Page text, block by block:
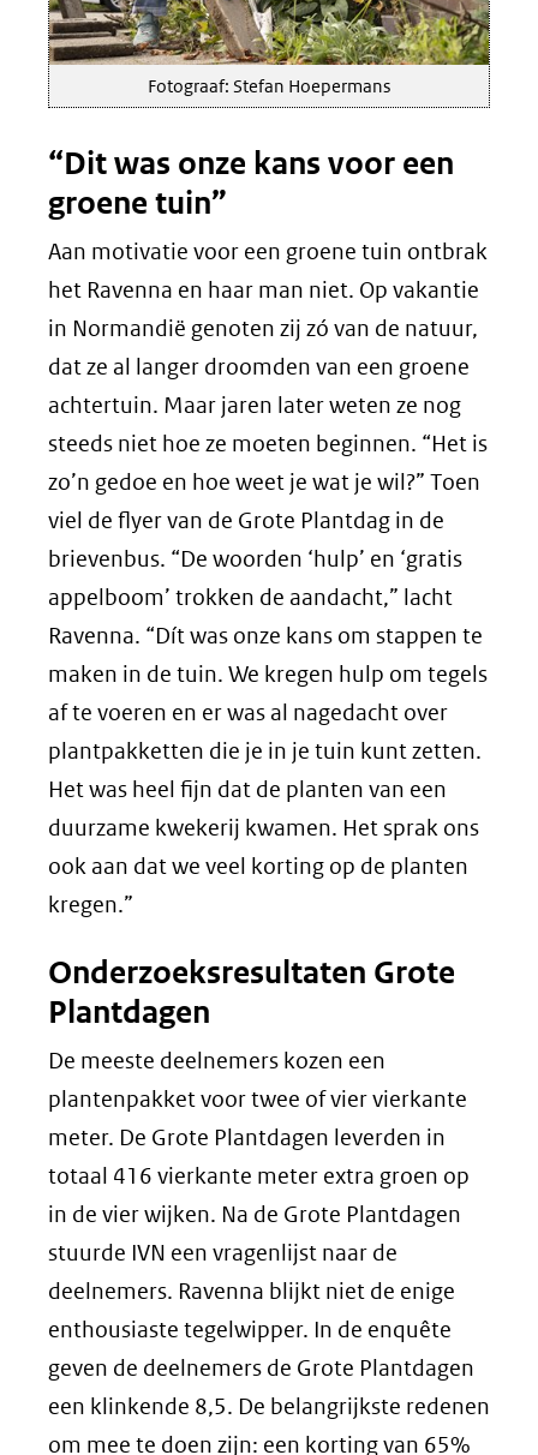
Fotograaf: Stefan Hoepermans
“Dit was onze kans voor een
groene tuin”
Aan motivatie voor een groene tuin ontbrak
het Ravenna en haar man niet. Op vakantie
in Normandië genoten zij zó van de natuur,
dat ze al langer droomden van een groene
achtertuin. Maar jaren later weten ze nog
steeds niet hoe ze moeten beginnen. “Het is
zo’n gedoe en hoe weet je wat je wil?” Toen
viel de flyer van de Grote Plantdag in de
brievenbus. “De woorden ‘hulp’ en ‘gratis
appelboom’ trokken de aandacht,” lacht
Ravenna. “Dít was onze kans om stappen te
maken in de tuin. We kregen hulp om tegels
af te voeren en er was al nagedacht over
plantpakketten die je in je tuin kunt zetten.
Het was heel fijn dat de planten van een
duurzame kwekerij kwamen. Het sprak ons
ook aan dat we veel korting op de planten
kregen.”
Onderzoeksresultaten Grote
Plantdagen
De meeste deelnemers kozen een
plantenpakket voor twee of vier vierkante
meter. De Grote Plantdagen leverden in
totaal 416 vierkante meter extra groen op
in de vier wijken. Na de Grote Plantdagen
stuurde IVN een vragenlijst naar de
deelnemers. Ravenna blijkt niet de enige
enthousiaste tegelwipper. In de enquête
geven de deelnemers de Grote Plantdagen
een klinkende 8,5. De belangrijkste redenen
om mee te doen zijn: een korting van 65%